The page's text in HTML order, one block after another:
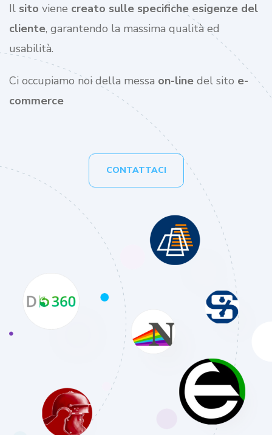
Il sito viene creato sulle specifiche esigenze del
cliente, garantendo la massima qualità ed
usabilità.
Ci occupiamo noi della messa on-line del sito e-
commerce
CONTATTACI